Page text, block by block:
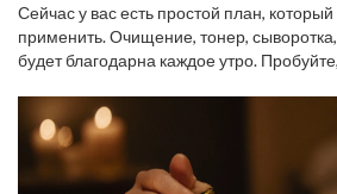
теряет смысл без качественного отдыха.
Сейчас у вас есть простой план,
применить. Очищение, тонер,
будет благодарна каждое утро.